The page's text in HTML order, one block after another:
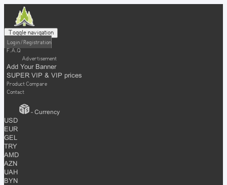
Toggle navigation
Login / Registration
F.A.Q
Advertisement
Add Your Banner
SUPER VIP & VIP prices
Product Compare
Contact
- Currency
USD
EUR
GEL
TRY
AMD
AZN
UAH
BYN